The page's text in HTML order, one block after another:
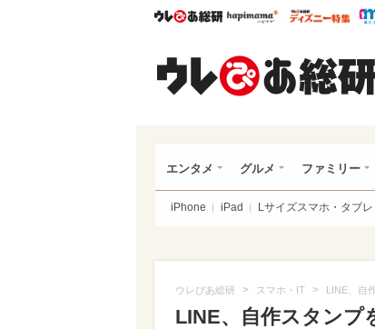
ウレぴあ総研ハピママ* ウ
エンタメ グルメ ファミリー
iPhone iPad Lサイズスマホ・タブレ
ウレぴあ総研 > スマホ・IT > LINE、自
LINE、自作スタンプ